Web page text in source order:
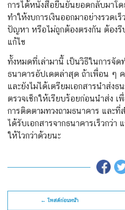
การได้หนังสือยืนยันยอดกลับมาโด
ทำให้งบการเงินออกมาอย่างรวดเ
ปัญหา หรือไม่ถูกต้องตรงกัน ต้อง
แก้ไข
ทั้งหมดที่เล่ามานี้ เป็นวิธีในการจั
ธนาคารอัปเดตล่าสุด ถ้าเพื่อน ๆ
และยังไม่ได้เตรียมเอกสารนำส่ง
ตรวจเช็กให้เรียบร้อยก่อนนำส่ง เ
การติดตามทวงถามธนาคาร และ
ได้รับเอกสารจากธนาคารเร็วกว่า
ให้ไวกว่าด้วยนะ
← โพสต์ก่อนหน้า